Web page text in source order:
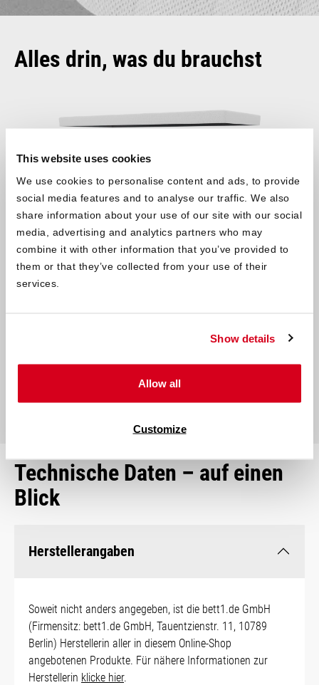
This website uses cookies
We use cookies to personalise content and ads, to provide
social media features and to analyse our traffic. We also
share information about your use of our site with our social
media, advertising and analytics partners who may
combine it with other information that you’ve provided to
them or that they’ve collected from your use of their
services.
Show details
Allow all
Customize
Alles drin, was du brauchst
Das ist enthalten:
Technische Daten – auf einen
Blick
Herstellerangaben
Soweit nicht anders angegeben, ist die bett1.de GmbH
(Firmensitz: bett1.de GmbH, Tauentzienstr. 11, 10789
Berlin) Herstellerin aller in diesem Online-Shop
angebotenen Produkte. Für nähere Informationen zur
Herstellerin klicke hier.